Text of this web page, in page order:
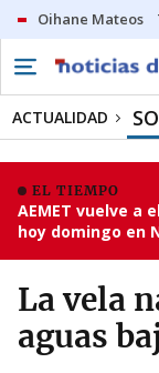
Oihane Mateos
ACTUALIDAD
EL TIEMPO
AEMET vuelve a
hoy domingo en
La vela
aguas